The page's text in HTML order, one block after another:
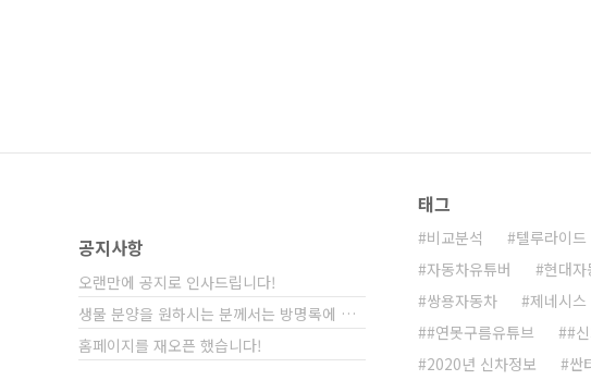
공지사항
오랜만에 공지로 인사드립니다!
생물 분양을 원하시는 분께서는 방명록에 비밀글⋯
홈페이지를 재오픈 했습니다!
태그
비교분석 텔루라이드
자동차유튜버
현대자
쌍용자동차
제네시
#연못구름유튜브
#
2020년 신차정보
싼